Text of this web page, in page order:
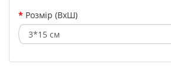
Розмір (ВхШ)